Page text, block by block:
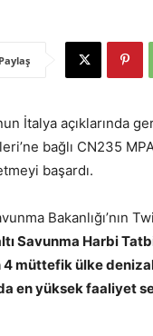
Paylaş
İtalya açıklarında
bağlı CN235
başardı.
Bakanlığı’nın
Savunma Harbi
4 müttefik ülke
en yüksek faaliyet